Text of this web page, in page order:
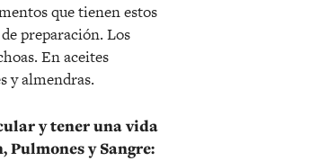
que tienen estos
preparación. Los
En aceites
y almendras.
y tener una vida
y Sangre: